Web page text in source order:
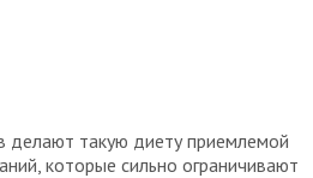
делают такую диету приемлемой
которые сильно ограничивают